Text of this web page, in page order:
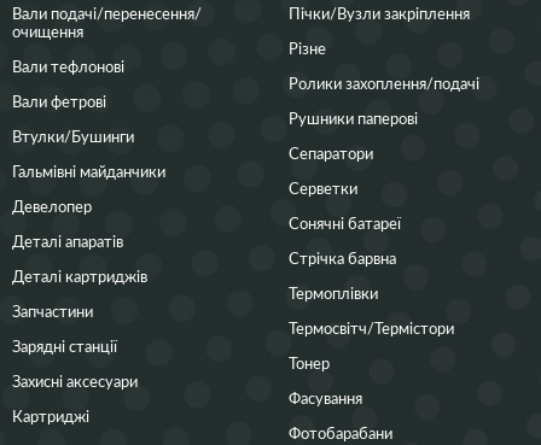
Вали подачі/перенесення/
очищення
Вали тефлонові
Вали фетрові
Втулки/Бушинги
Гальмівні майданчики
Девелопер
Деталі апаратів
Деталі картриджів
Запчастини
Зарядні станції
Захисні аксесуари
Картриджі
Пічки/Вузли закріплення
Різне
Ролики захоплення/подачі
Рушники паперові
Сепаратори
Серветки
Сонячні батареї
Стрічка барвна
Термоплівки
Термосвітч/Термістори
Тонер
Фасування
Фотобарабани